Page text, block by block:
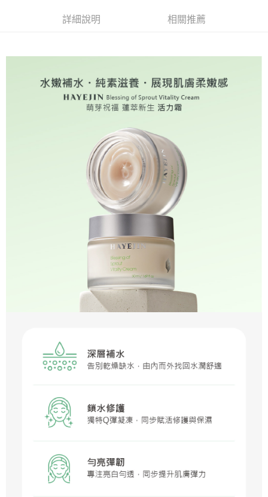
３．收到繳費通知簡訊後14天內，點擊此簡訊中的連結，可透過四大超商／
是否繳費成功／繳費後需取消欲退款等相關疑問，請聯繫「AFTEE先享後付
客戶支援中心」https://netprotections.freshdesk.com/support/home
易，需依本服務之必要範圍內提供個人資料，並將交易相關給付款項請求債
權轉讓予恩沛科技股份有限公司。
２．關於個人資料處理事宜，請瀏覽以下網址：
https://aftee.tw/terms/#terms3
３．未成年的使用者請事先徵得法定代理人或監護人之同意方可使用
「AFTEE先享後付」，若未經同意申辦者引起之損失，本公司不負相關責
４．使用「AFTEE先享後付」時，將依據個別帳號之用戶狀況，依本公司即
時審查核予不同之上限額度；若仍有額度不足之情形，本公司將視審查結果
５．嚴禁一人註冊多個帳號或使用他人資訊註冊。若發現惡意使用之情形，
恩沛科技股份有限公司將有權停止該用戶之使用額度並採取法律行動。
每筆NT$80，滿NT$590(含以上)免運費
每筆NT$100，滿NT$590(含以上)免運費
每筆NT$200，滿NT$2,000(含以上)免運費
詳細說明 相關推薦